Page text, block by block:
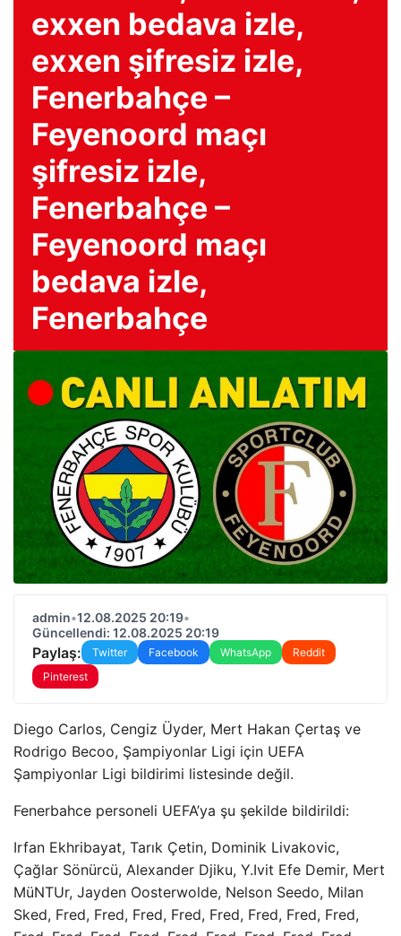
exxen bedava izle,
exxen şifresiz izle,
Fenerbahçe –
Feyenoord maçı
şifresiz izle,
Fenerbahçe –
Feyenoord maçı
bedava izle,
Fenerbahçe
admin•12.08.2025 20:19•
Güncellendi: 12.08.2025 20:19
Paylaş: Twitter Facebook WhatsApp
Reddit
Pinterest
Diego Carlos, Cengiz Üyder, Mert Hakan Çertaş ve
Rodrigo Becoo, Şampiyonlar Ligi için UEFA
Şampiyonlar Ligi bildirimi listesinde değil.
Fenerbahce personeli UEFA’ya şu şekilde bildirildi:
Irfan Ekhribayat, Tarık Çetin, Dominik Livakovic,
Çağlar Sönürcü, Alexander Djiku, Y.Ivit Efe Demir, Mert
MüNTUr, Jayden Oosterwolde, Nelson Seedo, Milan
Sked, Fred, Fred, Fred, Fred, Fred, Fred, Fred, Fred,